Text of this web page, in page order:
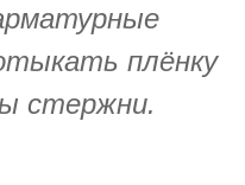
плёнку
стержни.